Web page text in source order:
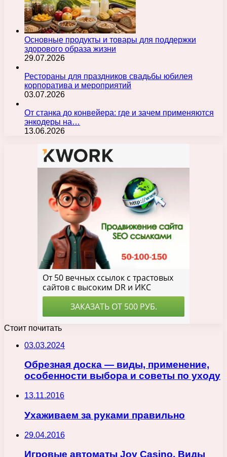
Основные продукты и товары для поддержки
здорового образа жизни
29.07.2026
Рестораны для праздников свадьбы юбилея
корпоратива и мероприятий
03.07.2026
От станка до конвейера: где и зачем применяются
энкодеры на…
13.06.2026
Стоит почитать
03.03.2024
Обрезная доска — виды, применение,
особенности выбора и советы по уходу
13.11.2016
Ухаживаем за руками правильно
29.04.2016
Игровые автоматы Joy Casino. Виды